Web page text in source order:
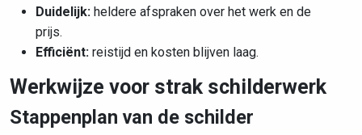
Duidelijk: heldere afspraken over het werk en de
prijs.
Efficiënt: reistijd en kosten blijven laag.
Werkwijze voor strak schilderwerk
Stappenplan van de schilder